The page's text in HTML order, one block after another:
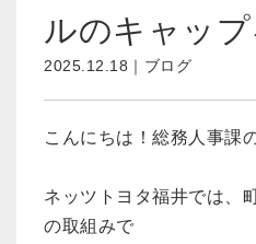
ルのキャッ
2025.12.18｜ブログ
こんにちは！総務人事課
ネッツトヨタ福井では、
の取組みで